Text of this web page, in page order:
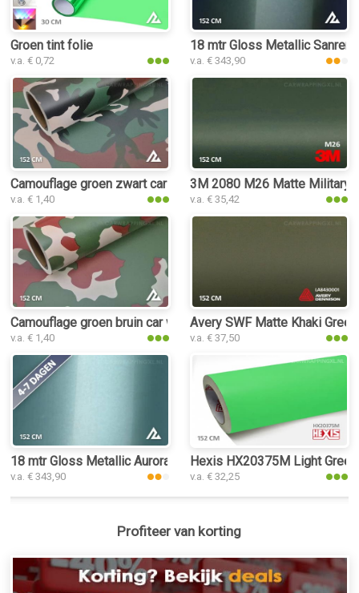
Groen tint folie
v.a. € 0,72
18 mtr Gloss Metallic
v.a. € 343,90
Camouflage groen zwart car wrap folie
v.a. € 1,40
3M 2080 M26 Matte Military
v.a. € 35,42
Camouflage groen bruin car wrap folie
v.a. € 1,40
Avery SWF Matte Khaki
v.a. € 37,50
18 mtr Gloss Metallic Aurora Green 3211 car wrap folie
v.a. € 343,90
Hexis HX20375M Light
v.a. € 32,25
Profiteer van korting